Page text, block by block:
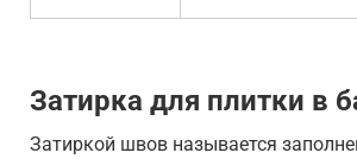
Затирка для плитки в
Затиркой швов называется